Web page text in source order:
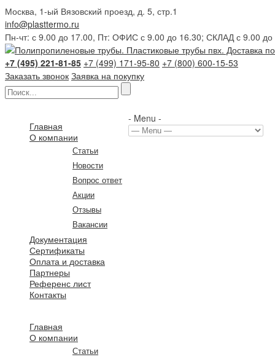
Москва, 1-ый Вязовский проезд, д. 5, стр.1
info@plasttermo.ru
Пн-чт: с 9.00 до 17.00, Пт: ОФИС с 9.00 до 16.30; СКЛАД с 9.00 до
+7 (495) 221-81-85 +7 (499) 171-95-80 +7 (800) 600-15-53
Заказать звонок Заявка на покупку
Главная
О компании
Статьи
Новости
Вопрос ответ
Акции
Отзывы
Вакансии
Документация
Сертификаты
Оплата и доставка
Партнеры
Референс лист
Контакты
- Menu -
Главная
О компании
Статьи